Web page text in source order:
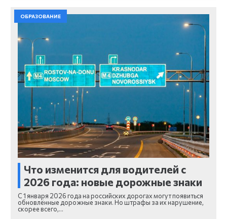
ОБРАЗОВАНИЕ
Что изменится для водителей с
2026 года: новые дорожные знаки
С 1 января 2026 года на российских дорогах могут появиться
обновлённые дорожные знаки. Но штрафы за их нарушение,
скорее всего,…